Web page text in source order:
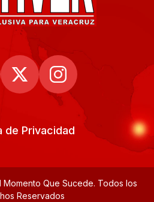
de Privacidad
Momento Que Sucede. Todos los
Reservados